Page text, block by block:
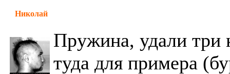
Николай
Пружина, удали три
туда для примера